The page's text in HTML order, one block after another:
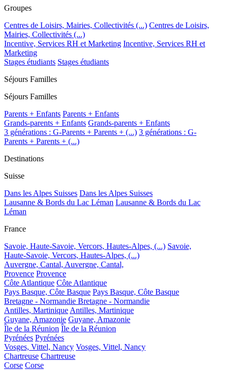
Groupes
Centres de Loisirs, Mairies, Collectivités (...) Centres de Loisirs,
Mairies, Collectivités (...)
Incentive, Services RH et Marketing Incentive, Services RH et
Marketing
Stages étudiants Stages étudiants
Séjours Familles
Séjours Familles
Parents + Enfants Parents + Enfants
Grands-parents + Enfants Grands-parents + Enfants
3 générations : G-Parents + Parents + (...) 3 générations : G-
Parents + Parents + (...)
Destinations
Suisse
Dans les Alpes Suisses Dans les Alpes Suisses
Lausanne & Bords du Lac Léman Lausanne & Bords du Lac
Léman
France
Savoie, Haute-Savoie, Vercors, Hautes-Alpes, (...) Savoie,
Haute-Savoie, Vercors, Hautes-Alpes, (...)
Auvergne, Cantal, Auvergne, Cantal,
Provence Provence
Côte Atlantique Côte Atlantique
Pays Basque, Côte Basque Pays Basque, Côte Basque
Bretagne - Normandie Bretagne - Normandie
Antilles, Martinique Antilles, Martinique
Guyane, Amazonie Guyane, Amazonie
Île de la Réunion Île de la Réunion
Pyrénées Pyrénées
Vosges, Vittel, Nancy Vosges, Vittel, Nancy
Chartreuse Chartreuse
Corse Corse